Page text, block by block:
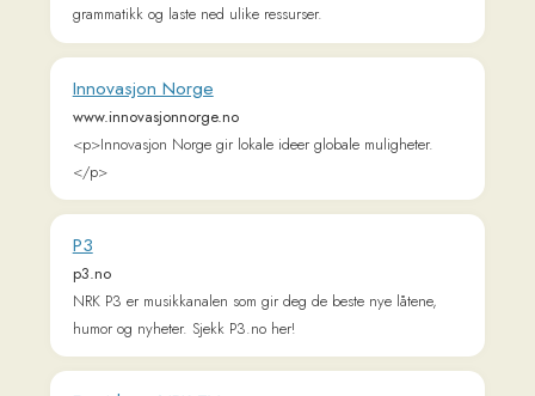
community!
kommentarer og debatt fra Norge og verden
www.dagsavisen.no
Få de siste nyhetene, sterke meninger, kulturanmeldelser og
analyser fra Dagsavisen. Alt du trenger å vite – samlet på ett
sted.
Forsiden – Klikk.no
www.klikk.no
Klikk.no er Norges største livsstilsnettsted med artikler, tester
og tips om bolig, underholdning, historie, motor, mote, mat,
helse, teknologi og familie.